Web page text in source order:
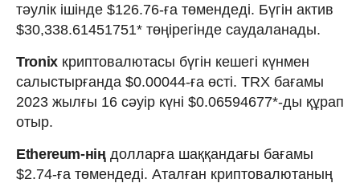
тәулік ішінде $126.76-ға төмендеді. Бүгін актив
$30,338.61451751* төңірегінде саудаланады.
Tronixкриптовалютасы бүгін кешегі күнмен
салыстырғанда $0.00044-ға өсті. TRX бағамы
2023 жылғы 16 сәуір күні $0.06594677*-ды құрап
отыр.
Ethereum-ніңдолларға шаққандағы бағамы
$2.74-ға төмендеді. Аталған криптовалютаның